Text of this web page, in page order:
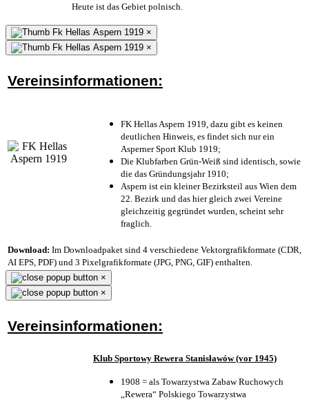
Heute ist das Gebiet polnisch.
×
×
Vereinsinformationen:
FK Hellas Aspern 1919, dazu gibt es keinen
deutlichen Hinweis, es findet sich nur ein
Asperner Sport Klub 1919;
Die Klubfarben Grün-Weiß sind identisch, sowie
die das Gründungsjahr 1910;
Aspern ist ein kleiner Bezirksteil aus Wien dem
22. Bezirk und das hier gleich zwei Vereine
gleichzeitig gegründet wurden, scheint sehr
fraglich.
Download: Im Downloadpaket sind 4 verschiedene Vektorgrafikformate (CDR,
AI EPS, PDF) und 3 Pixelgrafikformate (JPG, PNG, GIF) enthalten.
×
×
Vereinsinformationen:
Klub Sportowy Rewera Stanisławów (vor 1945)
1908 = als Towarzystwa Zabaw Ruchowych
„Rewera“ Polskiego Towarzystwa